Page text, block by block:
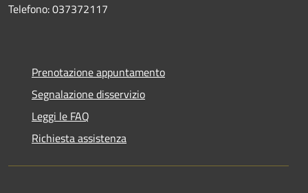
Telefono: 037372117
Prenotazione appuntamento
Segnalazione disservizio
Leggi le FAQ
Richiesta assistenza